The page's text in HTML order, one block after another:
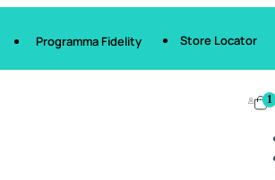
Programma Fidelity Store Locator
1